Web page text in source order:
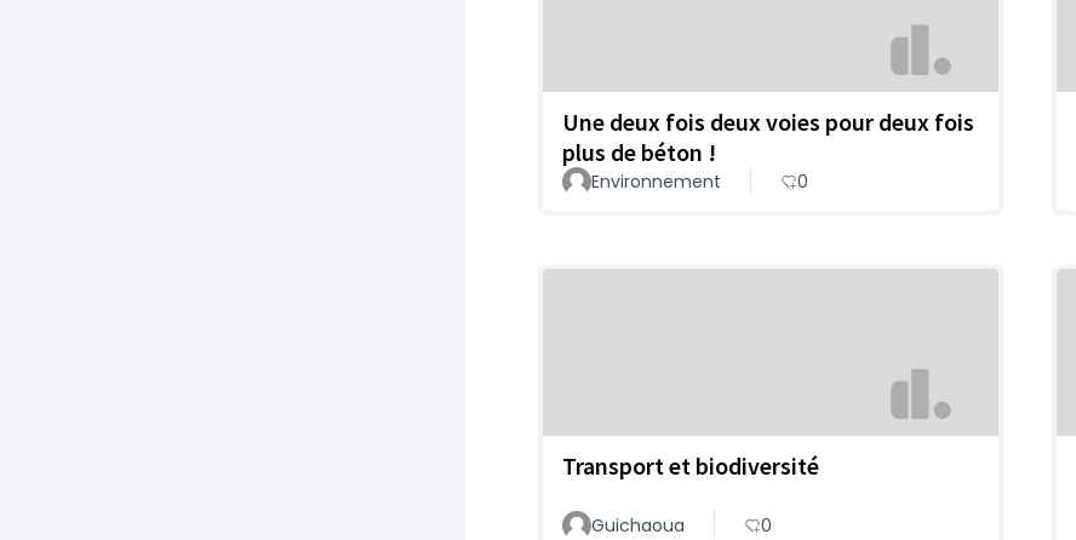
Une deux fois deux voies pour deux fois
plus de béton !
Environnement 0
Transport et biodiversité
Guichaoua 0